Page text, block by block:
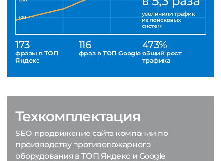
173
фразы в ТОП
Яндекс
116
фраз в ТОП Google
473%
общий рост
трафика
Техкомплектация
SEO-продвижение сайта компании по
производству противопожарного
оборудования в ТОП Яндекс и Google